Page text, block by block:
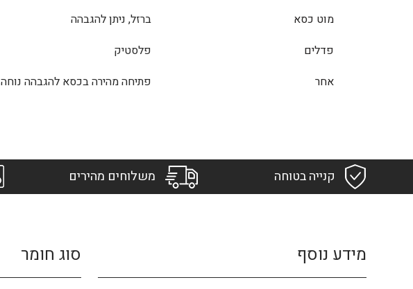
מוט כסא
ברזל, ניתן להגבהה
פדלים
פלסטיק
אחר
פתיחה מהירה בכסא להגבהה נוחה
קנייה בטוחה משלוחים מהירים
מידע נוסף סוג חומר